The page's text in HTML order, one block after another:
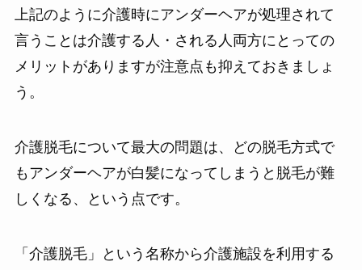
上記のように介護時にアンダーヘアが処理されて
言うことは介護する人・される人両方にとっての
メリットがありますが注意点も抑えておきましょ
う。
介護脱毛について最大の問題は、どの脱毛方式で
もアンダーヘアが白髪になってしまうと脱毛が難
しくなる、という点です。
「介護脱毛」という名称から介護施設を利用する